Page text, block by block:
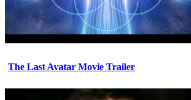
The Last Avatar Movie Trailer